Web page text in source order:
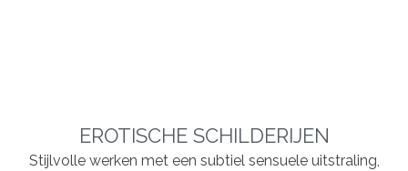
EROTISCHE SCHILDERIJEN
Stijlvolle werken met een subtiel sensuele uitstraling,